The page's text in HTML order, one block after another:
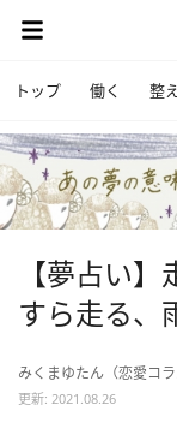
トップ 働く 整
【夢占い
すら走る、
みくまゆたん（恋愛コ
更新: 2021.08.26